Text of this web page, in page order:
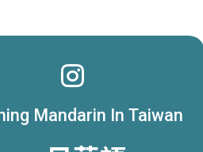
Mandarin In Taiwan